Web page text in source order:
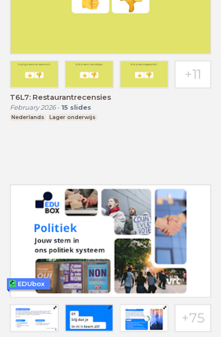
T6L7: Restaurantrecensies
February 2026- 15 slides
Nederlands Lager onderwijs
EDUbox